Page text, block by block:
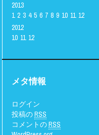
2013
1 2 3 4 5 6 7 8 9 10 11 12
2012
10 11 12
メタ情報
ログイン
投稿のRSS
コメントのRSS